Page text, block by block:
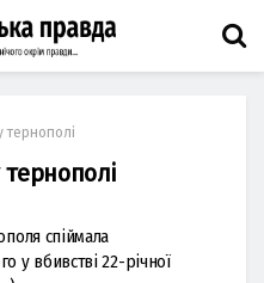
тернополі
спіймала
у вбивстві 22-річної